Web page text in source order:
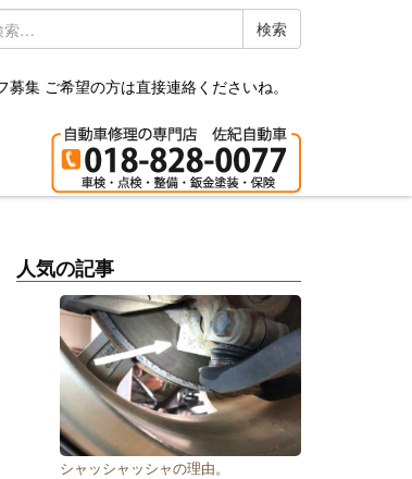
募集 ご希望の方は直接連絡くださいね。
人気の記事
シャッシャッシャの理由。